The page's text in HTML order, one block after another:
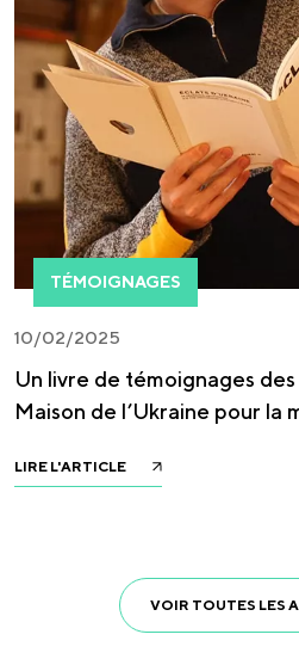
TÉMOIGNAGES
10/02/2025
Un livre de témoignages
Maison de l’Ukraine pour la
LIRE L'ARTICLE
VOIR TOUTES LES